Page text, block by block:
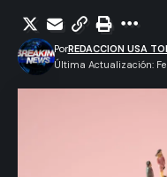
Última Actualización:
PorREDACCION USA